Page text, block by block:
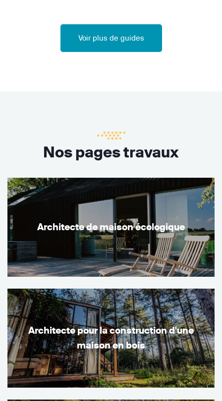
Voir plus de guides
Nos pages travaux
Architecte de maison écologique
Architecte pour la construction d'une
maison en bois